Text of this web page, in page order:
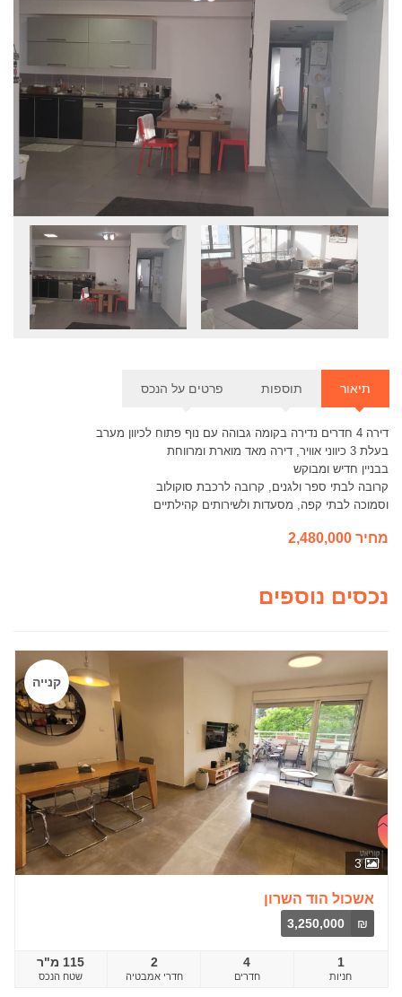
תוספות
דירה 4 חדרים נדירה בקומה גבוהה עם נוף פתוח לכיוון מערב
בעלת 3 כיווני אוויר, דירה מאד מוארת ומרווחת
בבניין חדיש ומבוקש
קרובה לבתי ספר ולגנים, קרובה לרכבת סוקולוב
וסמוכה לבתי קפה, מסעדות ולשירותים קהילתיים
מחיר 2,480,000
נכסים נוספים
3
קנייה
אשכול הוד השרון
₪
3,250,000
115 מ"ר
שטח הנכס
2
‎חדרי אמבטיה
4
חדרים
1